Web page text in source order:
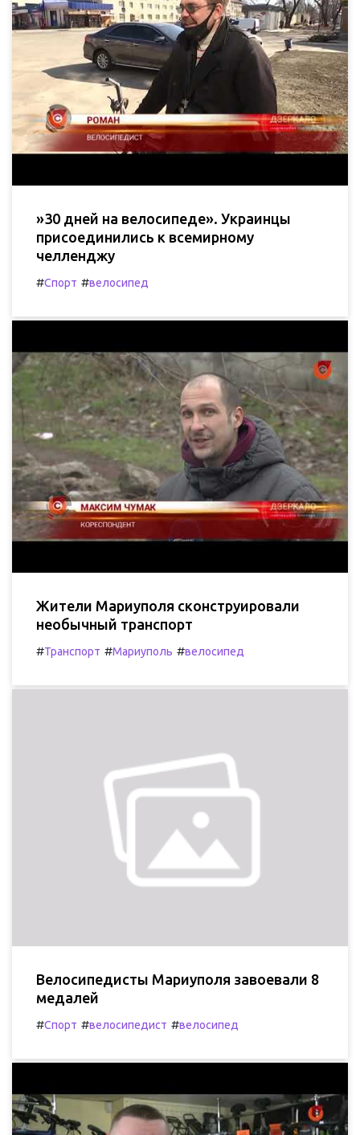
»30 дней на велосипеде». Украинцы
присоединились к всемирному
челленджу
#Спорт #велосипед
Жители Мариуполя сконструировали
необычный транспорт
#Транспорт #Мариуполь #велосипед
Велосипедисты Мариуполя завоевали 8
медалей
#Спорт #велосипедист #велосипед